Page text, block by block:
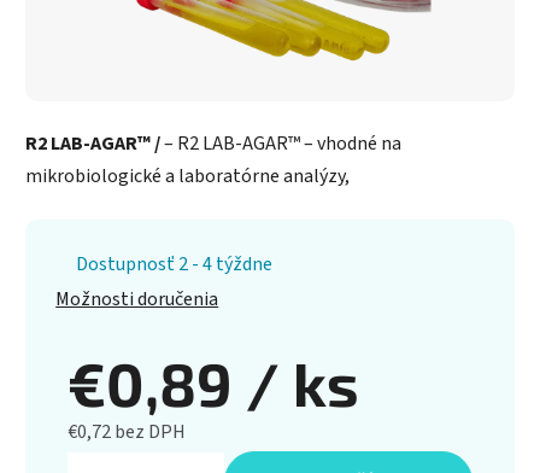
R2 LAB-AGAR™ /– R2 LAB-AGAR™ – vhodné na
mikrobiologické a laboratórne analýzy,
Dostupnosť 2 - 4 týždne
Možnosti doručenia
€0,89 / ks
€0,72 bez DPH